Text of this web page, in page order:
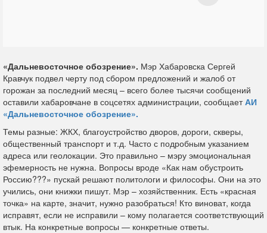
«Дальневосточное обозрение». Мэр Хабаровска Сергей
Кравчук подвел черту под сбором предложений и жалоб от
горожан за последний месяц – всего более тысячи сообщений
оставили хабаровчане в соцсетях администрации, сообщаетАИ
«Дальневосточное обозрение».
Темы разные: ЖКХ, благоустройство дворов, дороги, скверы,
общественный транспорт и т.д. Часто с подробным указанием
адреса или геолокации. Это правильно – мэру эмоциональная
эфемерность не нужна. Вопросы вроде «Как нам обустроить
Россию???» пускай решают политологи и философы. Они на это
учились, они книжки пишут. Мэр – хозяйственник. Есть «красная
точка» на карте, значит, нужно разобраться! Кто виноват, когда
исправят, если не исправили – кому полагается соответствующий
втык. На конкретные вопросы — конкретные ответы.